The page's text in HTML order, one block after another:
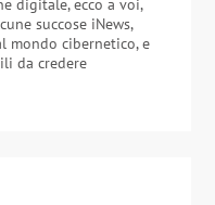
digitale, ecco a voi,
succose iNews,
mondo cibernetico, e
da credere